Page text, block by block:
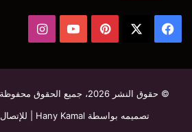
فيسبوك بينتيريست‫YouTube
© حقوق النشر 2026، جميع الحقوق محفوظة |
تصميمه بواسطة Hany Kamal
| للإتصال